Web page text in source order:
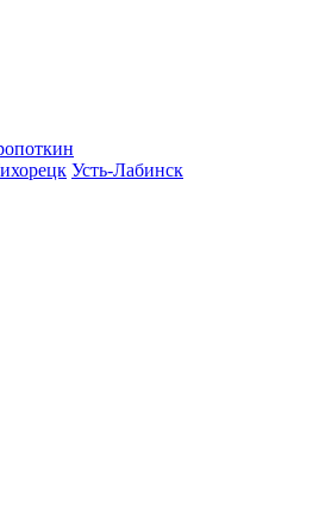
Усть-Лабинск